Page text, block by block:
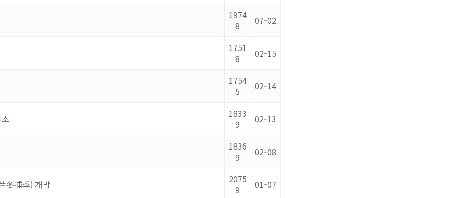
1974
8
07-02
1751
8
02-15
1754
5
02-14
1833
9
02-13
1836
9
02-08
冬捕季) 개막
2075
9
01-07